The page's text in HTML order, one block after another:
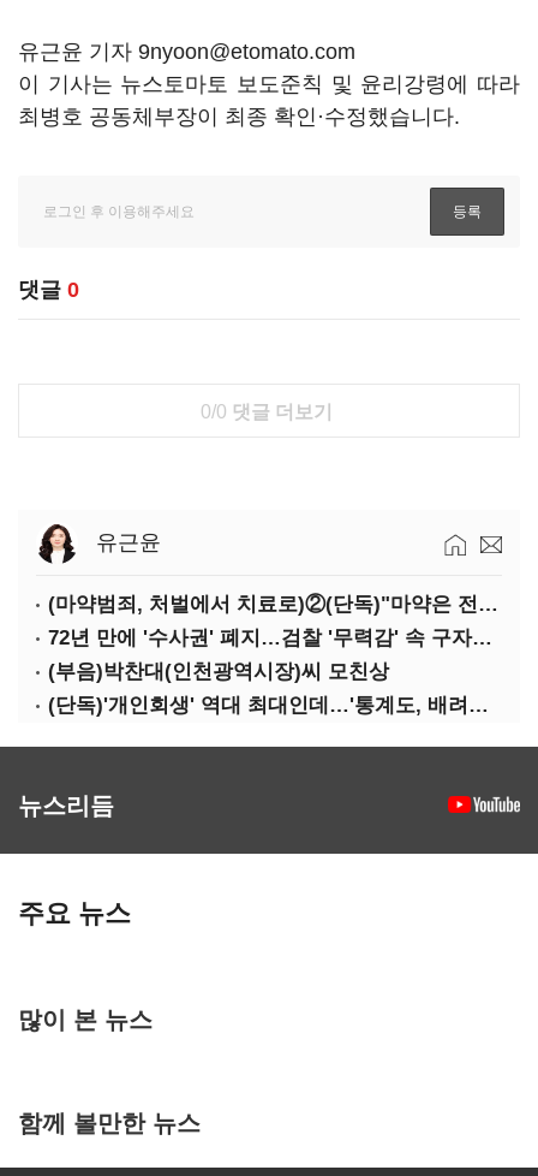
유근윤 기자 9nyoon@etomato.com
이 기사는 뉴스토마토 보도준칙 및 윤리강령에 따라
최병호 공동체부장이 최종 확인·수정했습니다.
댓글 0
0/0 댓글 더보기
유근윤
(마약범죄, 처벌에서 치료로)②(단독)"마약은 전염병…여성 맞춤형 재활과정 개발 중"
72년 만에 '수사권' 폐지…검찰 '무력감' 속 구자현 사의
(부음)박찬대(인천광역시장)씨 모친상
(단독)'개인회생' 역대 최대인데…'통계도, 배려도' 없는 사법부
뉴스리듬
주요 뉴스
많이 본 뉴스
함께 볼만한 뉴스